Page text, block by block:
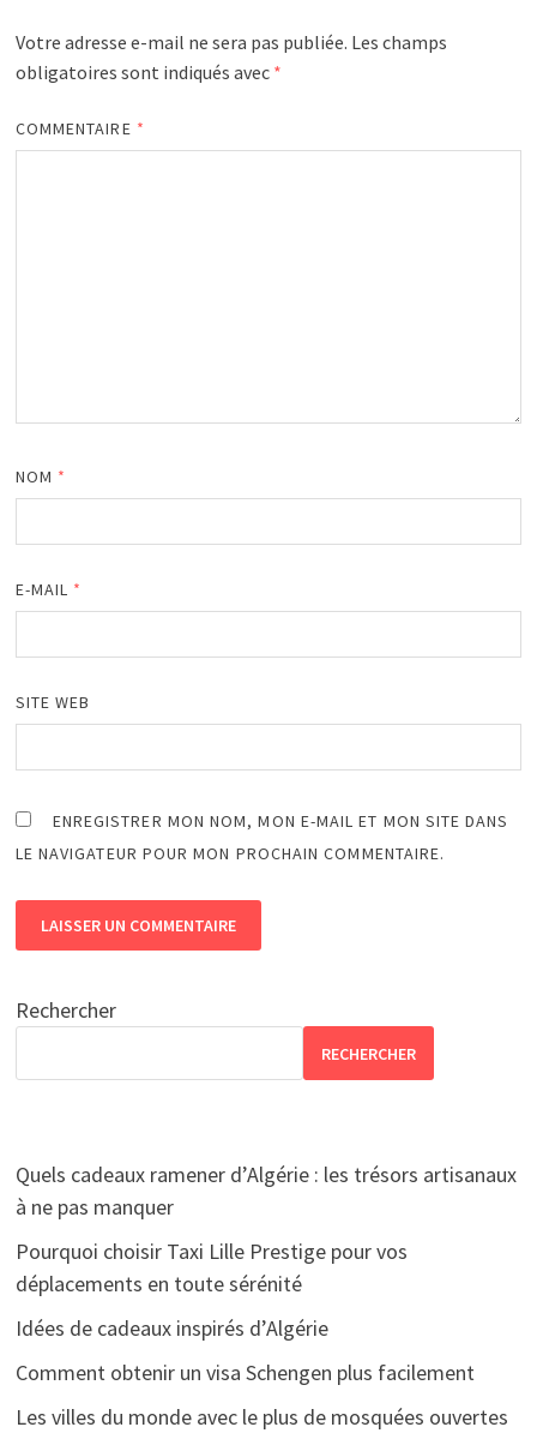
Votre adresse e-mail ne sera pas publiée. Les champs
obligatoires sont indiqués avec *
COMMENTAIRE *
NOM *
E-MAIL *
SITE WEB
ENREGISTRER MON NOM, MON E-MAIL ET MON SITE DANS
LE NAVIGATEUR POUR MON PROCHAIN COMMENTAIRE.
Rechercher
RECHERCHER
Quels cadeaux ramener d’Algérie : les trésors artisanaux
à ne pas manquer
Pourquoi choisir Taxi Lille Prestige pour vos
déplacements en toute sérénité
Idées de cadeaux inspirés d’Algérie
Comment obtenir un visa Schengen plus facilement
Les villes du monde avec le plus de mosquées ouvertes